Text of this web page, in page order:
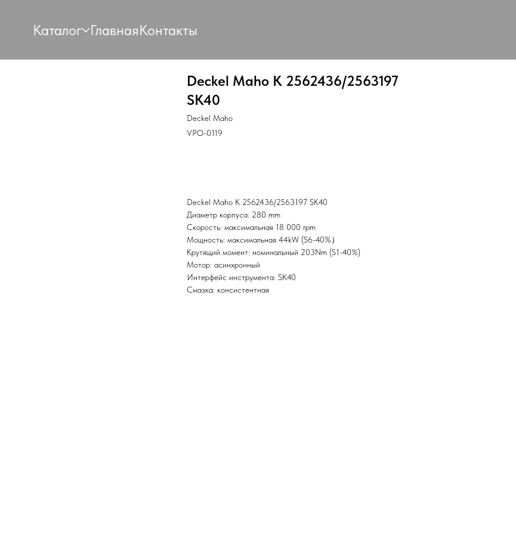
Каталог ГлавнаяКонтакты
Deckel Maho K 2562436/2563197
SK40
Deckel Maho
VPO-0119
Deckel Maho K 2562436/2563197 SK40
Диаметр корпуса: 280 mm
Скорость: максимальная 18 000 rpm
Мощность: максимальная 44kW (S6-40%）
Крутящий момент: номинальный 203Nm (S1-40%)
Мотор: асинхронный
Интерфейс инструмента: SK40
Смазка: консистентная